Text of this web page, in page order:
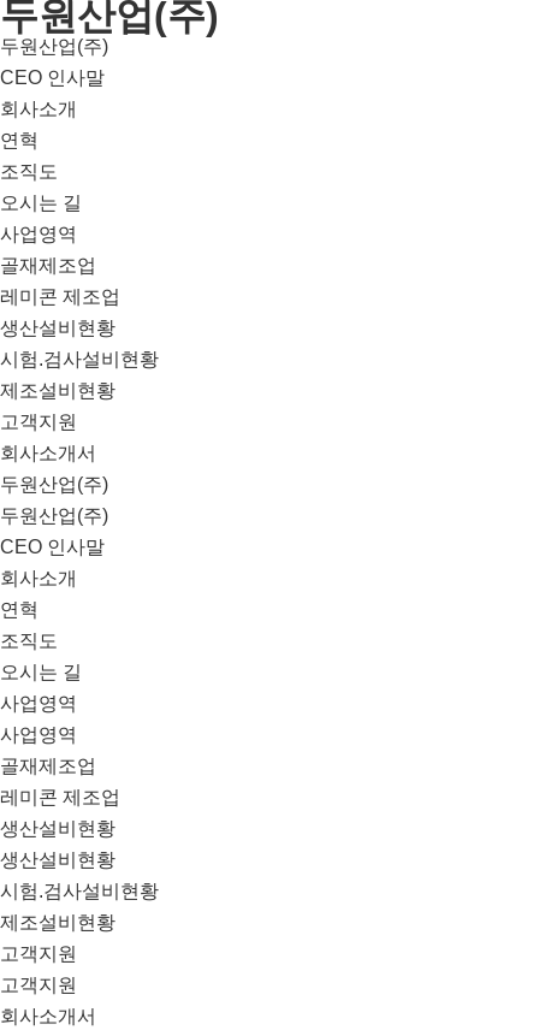
두원산업(주)
두원산업(주)
CEO 인사말
회사소개
연혁
조직도
오시는 길
사업영역
골재제조업
레미콘 제조업
생산설비현황
시험.검사설비현황
제조설비현황
고객지원
회사소개서
두원산업(주)
두원산업(주)
CEO 인사말
회사소개
연혁
조직도
오시는 길
사업영역
사업영역
골재제조업
레미콘 제조업
생산설비현황
생산설비현황
시험.검사설비현황
제조설비현황
고객지원
고객지원
회사소개서